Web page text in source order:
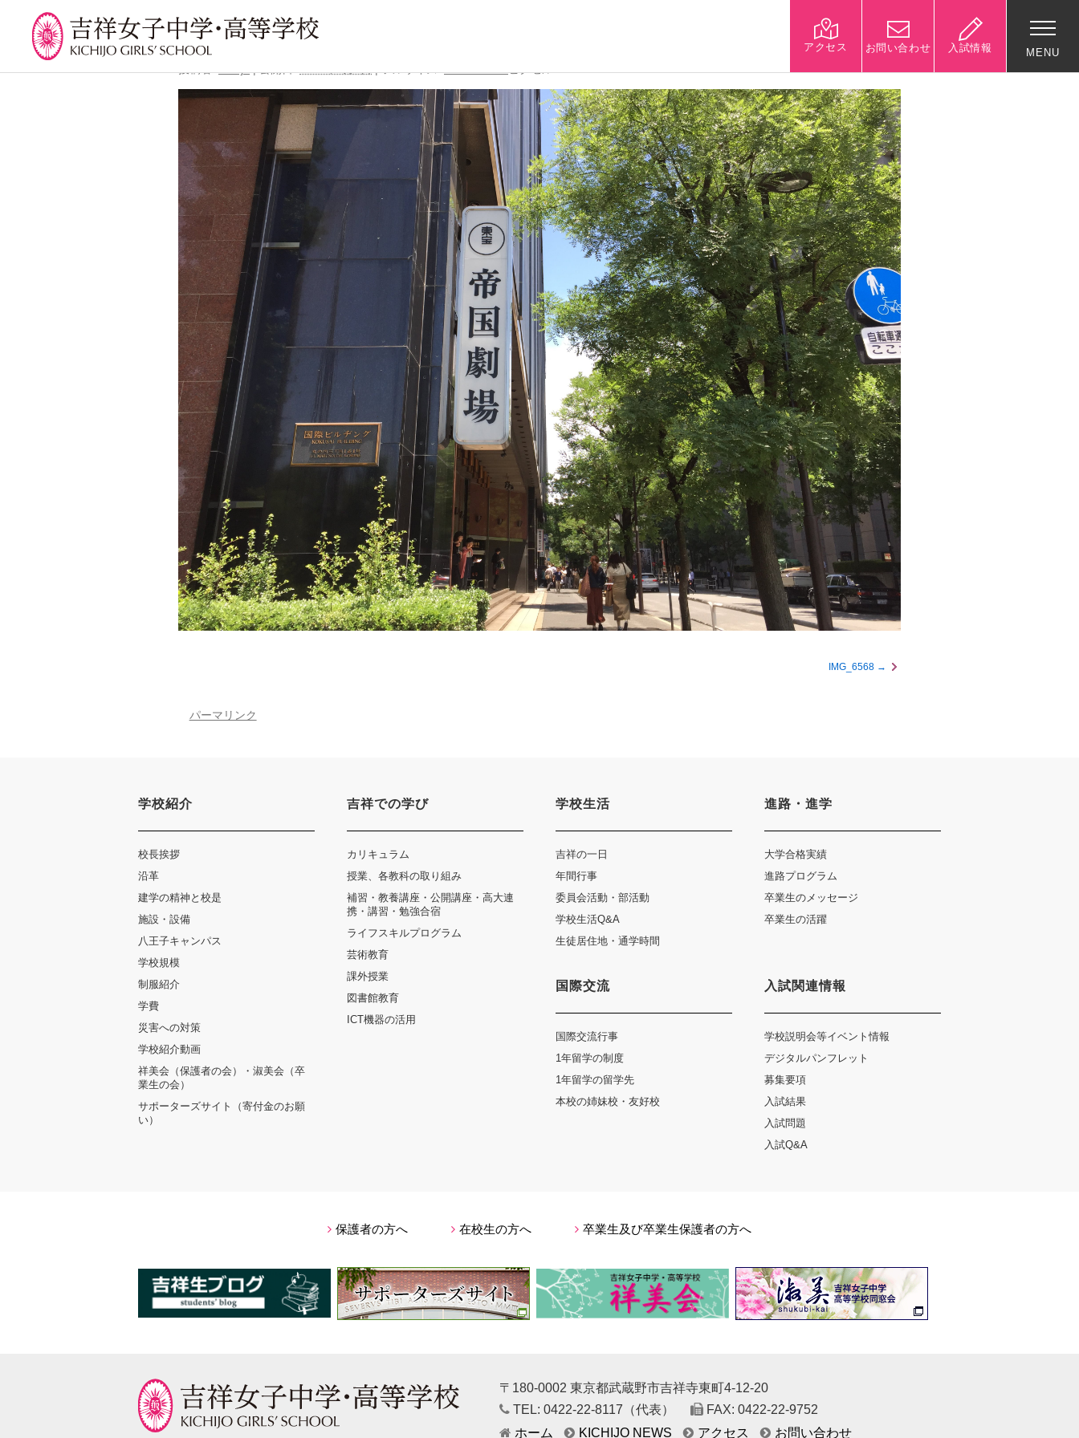
アクセス お問い合わせ 入試情報 MENU
祥美会（保護者の会）・
淑美会（卒業生の会）
サポーターズサイト（寄
吉祥での学び
カリキュラム
授業、各教科の取り組み
補習・教養講座・公開講
座・高大連携・講習・勉
強合宿
ライフスキルプログラム
芸術教育
課外授業
図書館教育
ICT機器の活用
年間行事
委員会活動・部活動
学校生活Q&A
生徒居住地・通学時間
進路・進学
大学合格実績
進路プログラム
卒業生のメッセージ
卒業生の活躍
国際交流
国際交流行事
1年留学の制度
1年留学の留学先
本校の姉妹校・友好校
入試関連情報
学校説明会等イベント情
報
デジタルパンフレット
募集要項
入試結果
入試問題
入試Q&A
保護者の方へ 在校生の方へ 卒業生及び卒業生保護者の方へ KICHIJO NEWS アクセス お問い合わせ 個人情報保護について
IMG_6565
投稿者: kichijo | 公開日: 2018年6月8日 |フルサイズ:3264 × 2448ピクセル
IMG_6568
パーマリンク
学校紹介
校長挨拶
沿革
建学の精神と校是
施設・設備
八王子キャンパス
学校規模
制服紹介
学費
災害への対策
学校紹介動画
祥美会（保護者の会）・淑美会（卒
業生の会）
サポーターズサイト（寄付金のお願
い）
吉祥での学び
カリキュラム
授業、各教科の取り組み
補習・教養講座・公開講座・高大連
携・講習・勉強合宿
ライフスキルプログラム
芸術教育
課外授業
図書館教育
ICT機器の活用
学校生活
吉祥の一日
年間行事
委員会活動・部活動
学校生活Q&A
生徒居住地・通学時間
進路・進学
大学合格実績
進路プログラム
卒業生のメッセージ
卒業生の活躍
国際交流
国際交流行事
1年留学の制度
1年留学の留学先
本校の姉妹校・友好校
入試関連情報
学校説明会等イベント情報
デジタルパンフレット
募集要項
入試結果
入試問題
入試Q&A
保護者の方へ 在校生の方へ 卒業生及び卒業生保護者の方へ
〒180-0002 東京都武蔵野市吉祥寺東町4-12-20
TEL: 0422-22-8117（代表）
FAX: 0422-22-9752
ホーム
KICHIJO NEWS アクセス お問い合わせ